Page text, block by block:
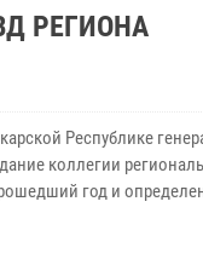
РЕГИОНА
Республике
коллегии
год и